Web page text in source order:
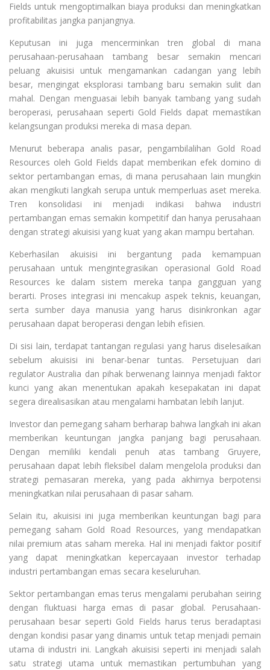
Fields untuk mengoptimalkan biaya produksi dan meningkatkan
profitabilitas jangka panjangnya.
Keputusan ini juga mencerminkan tren global di mana
perusahaan-perusahaan tambang besar semakin mencari
peluang akuisisi untuk mengamankan cadangan yang lebih
besar, mengingat eksplorasi tambang baru semakin sulit dan
mahal. Dengan menguasai lebih banyak tambang yang sudah
beroperasi, perusahaan seperti Gold Fields dapat memastikan
kelangsungan produksi mereka di masa depan.
Menurut beberapa analis pasar, pengambilalihan Gold Road
Resources oleh Gold Fields dapat memberikan efek domino di
sektor pertambangan emas, di mana perusahaan lain mungkin
akan mengikuti langkah serupa untuk memperluas aset mereka.
Tren konsolidasi ini menjadi indikasi bahwa industri
pertambangan emas semakin kompetitif dan hanya perusahaan
dengan strategi akuisisi yang kuat yang akan mampu bertahan.
Keberhasilan akuisisi ini bergantung pada kemampuan
perusahaan untuk mengintegrasikan operasional Gold Road
Resources ke dalam sistem mereka tanpa gangguan yang
berarti. Proses integrasi ini mencakup aspek teknis, keuangan,
serta sumber daya manusia yang harus disinkronkan agar
perusahaan dapat beroperasi dengan lebih efisien.
Di sisi lain, terdapat tantangan regulasi yang harus diselesaikan
sebelum akuisisi ini benar-benar tuntas. Persetujuan dari
regulator Australia dan pihak berwenang lainnya menjadi faktor
kunci yang akan menentukan apakah kesepakatan ini dapat
segera direalisasikan atau mengalami hambatan lebih lanjut.
Investor dan pemegang saham berharap bahwa langkah ini akan
memberikan keuntungan jangka panjang bagi perusahaan.
Dengan memiliki kendali penuh atas tambang Gruyere,
perusahaan dapat lebih fleksibel dalam mengelola produksi dan
strategi pemasaran mereka, yang pada akhirnya berpotensi
meningkatkan nilai perusahaan di pasar saham.
Selain itu, akuisisi ini juga memberikan keuntungan bagi para
pemegang saham Gold Road Resources, yang mendapatkan
nilai premium atas saham mereka. Hal ini menjadi faktor positif
yang dapat meningkatkan kepercayaan investor terhadap
industri pertambangan emas secara keseluruhan.
Sektor pertambangan emas terus mengalami perubahan seiring
dengan fluktuasi harga emas di pasar global. Perusahaan-
perusahaan besar seperti Gold Fields harus terus beradaptasi
dengan kondisi pasar yang dinamis untuk tetap menjadi pemain
utama di industri ini. Langkah akuisisi seperti ini menjadi salah
satu strategi utama untuk memastikan pertumbuhan yang